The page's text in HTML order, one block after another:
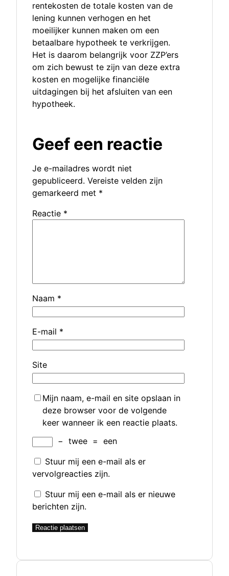
rentekosten de totale kosten van de
lening kunnen verhogen en het
moeilijker kunnen maken om een
betaalbare hypotheek te verkrijgen.
Het is daarom belangrijk voor ZZP’ers
om zich bewust te zijn van deze extra
kosten en mogelijke financiële
uitdagingen bij het afsluiten van een
hypotheek.
Geef een reactie
Je e-mailadres wordt niet
gepubliceerd. Vereiste velden zijn
gemarkeerd met *
Reactie *
Naam *
E-mail *
Site
Mijn naam, e-mail en site opslaan in
deze browser voor de volgende
keer wanneer ik een reactie plaats.
− twee = een
Stuur mij een e-mail als er
vervolgreacties zijn.
Stuur mij een e-mail als er nieuwe
berichten zijn.